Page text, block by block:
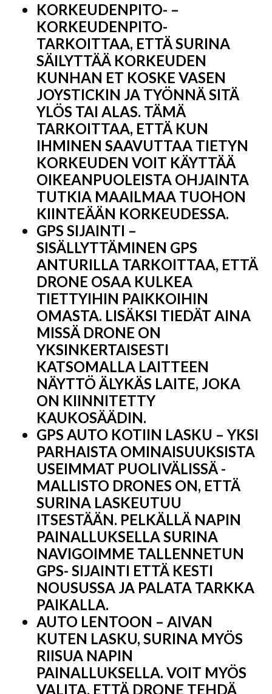
KORKEUDENPITO- –
KORKEUDENPITO-
TARKOITTAA, ETTÄ SURINA
SÄILYTTÄÄ KORKEUDEN
KUNHAN ET KOSKE VASEN
JOYSTICKIN JA TYÖNNÄ SITÄ
YLÖS TAI ALAS. TÄMÄ
TARKOITTAA, ETTÄ KUN
IHMINEN SAAVUTTAA TIETYN
KORKEUDEN VOIT KÄYTTÄÄ
OIKEANPUOLEISTA OHJAINTA
TUTKIA MAAILMAA TUOHON
KIINTEÄÄN KORKEUDESSA.
GPS SIJAINTI –
SISÄLLYTTÄMINEN GPS
ANTURILLA TARKOITTAA, ETTÄ
DRONE OSAA KULKEA
TIETTYIHIN PAIKKOIHIN
OMASTA. LISÄKSI TIEDÄT AINA
MISSÄ DRONE ON
YKSINKERTAISESTI
KATSOMALLA LAITTEEN
NÄYTTÖ ÄLYKÄS LAITE, JOKA
ON KIINNITETTY
KAUKOSÄÄDIN.
GPS AUTO KOTIIN LASKU – YKSI
PARHAISTA OMINAISUUKSISTA
USEIMMAT PUOLIVÄLISSÄ -
MALLISTO DRONES ON, ETTÄ
SURINA LASKEUTUU
ITSESTÄÄN. PELKÄLLÄ NAPIN
PAINALLUKSELLA SURINA
NAVIGOIMME TALLENNETUN
GPS- SIJAINTI ETTÄ KESTI
NOUSUSSA JA PALATA TARKKA
PAIKALLA.
AUTO LENTOON – AIVAN
KUTEN LASKU, SURINA MYÖS
RIISUA NAPIN
PAINALLUKSELLA. VOIT MYÖS
VALITA, ETTÄ DRONE TEHDÄ